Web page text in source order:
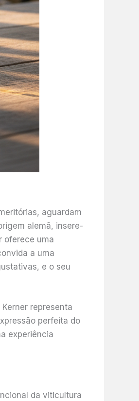
aguardam
alemã, insere-
oferece uma
a uma
e o seu
representa
perfeita do
experiência
da viticultura